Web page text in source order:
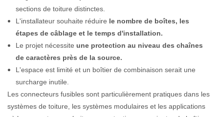
sections de toiture distinctes.
L'installateur souhaite réduire le nombre de boîtes, les
étapes de câblage et le temps d'installation.
Le projet nécessite une protection au niveau des chaînes
de caractères près de la source.
L'espace est limité et un boîtier de combinaison serait une
surcharge inutile.
Les connecteurs fusibles sont particulièrement pratiques dans les
systèmes de toiture, les systèmes modulaires et les applications